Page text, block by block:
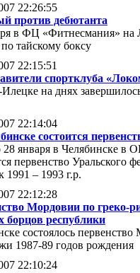
22:26:55
против дебютанта
в ФЦ «Фитнесмания» на
тайскому боксу
22:15:51
спортклуба
на днях
22:14:04
состоится
января в Челябинске в
первенство Уральского
1991 – 1993 г.р.
22:12:28
Мордовии по греко-
борцов республики
состоялось
1987-89 годов рождения
22:10:24